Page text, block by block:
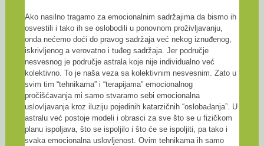
Ako nasilno tragamo za emocionalnim sadržajima da bismo ih
osvestili i tako ih se oslobodili u ponovnom proživljavanju,
onda nećemo doći do pravog sadržaja već nekog iznuđenog,
iskrivljenog a verovatno i tuđeg sadržaja. Jer područje
nesvesnog je područje astrala koje nije individualno već
kolektivno. To je naša veza sa kolektivnim nesvesnim. Zato u
svim tim “tehnikama” i “terapijama” emocionalnog
pročišćavanja mi samo stvaramo sebi emocionalna
uslovljavanja kroz iluziju pojedinih katarzičnih “oslobađanja”. U
astralu već postoje modeli i obrasci za sve što se u fizičkom
planu ispoljava, što se ispoljilo i što će se ispoljiti, pa tako i
svaka emocionalna uslovljenost. Ovim tehnikama ih samo